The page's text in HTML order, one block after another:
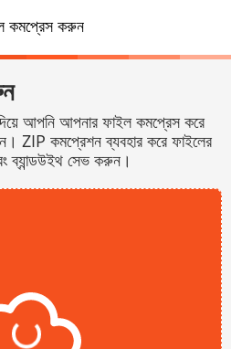
আপনি আপনার ফাইল কমপ্রেস করে
ZIP কমপ্রেশন ব্যবহার করে ফাইলের
ব্যান্ডউইথ সেভ করুন।